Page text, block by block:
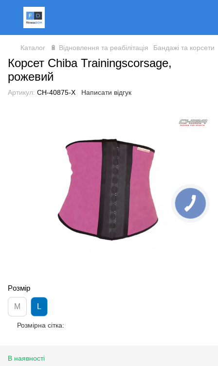
Каталог 🔋 Відновлення та реабілітація Бандажі та корсети
Корсет Chiba Trainingscorsage,
рожевий
Артикул: CH-40875-X Написати відгук
Рoзмiр
M L
Розмірна сітка:
В наявності